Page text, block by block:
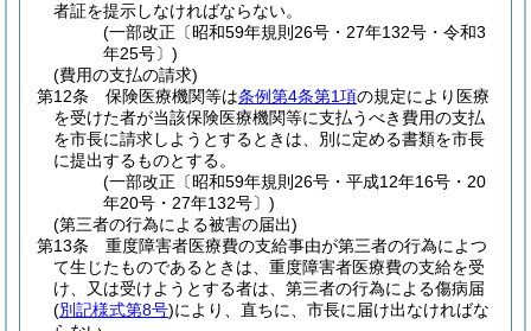
者証を提示しなければならない。
(一部改正〔昭和59年規則26号・27年132号・令和3
年25号〕)
(費用の支払の請求)
第12条
保険医療機関等は条例第4条第1項の規定により医療
を受けた者が当該保険医療機関等に支払うべき費用の支払
を市長に請求しようとするときは、別に定める書類を市長
に提出するものとする。
(一部改正〔昭和59年規則26号・平成12年16号・20
年20号・27年132号〕)
(第三者の行為による被害の届出)
第13条
重度障害者医療費の支給事由が第三者の行為によつ
て生じたものであるときは、重度障害者医療費の支給を受
け、又は受けようとする者は、第三者の行為による傷病届
(別記様式第8号)により、直ちに、市長に届け出なければな